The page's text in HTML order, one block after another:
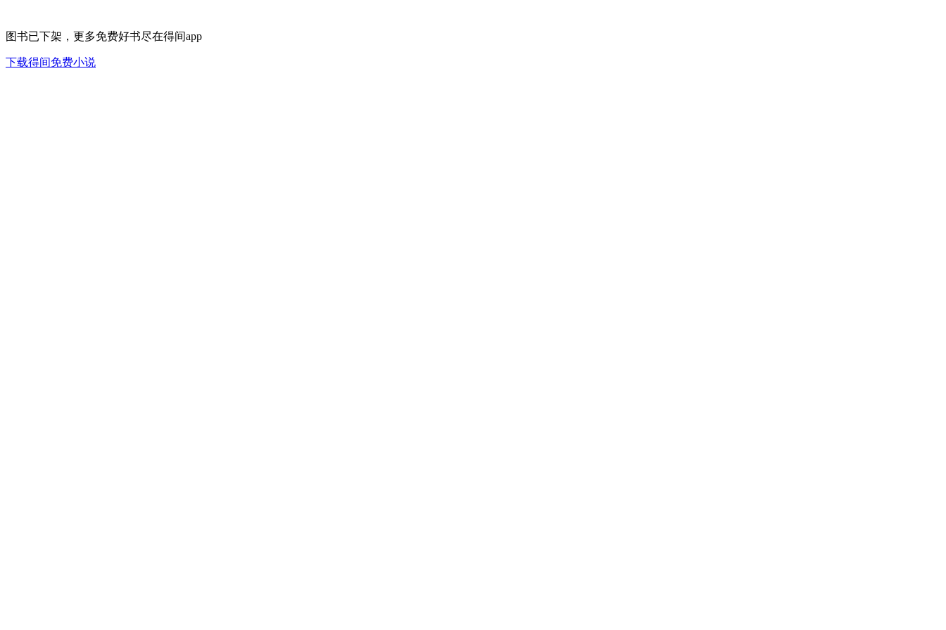
图书已下架，更多免费好书尽在得间app
下载得间免费小说